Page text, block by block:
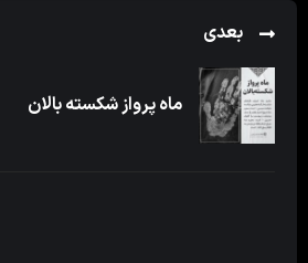
بعدی
ماه پرواز شکسته بالان